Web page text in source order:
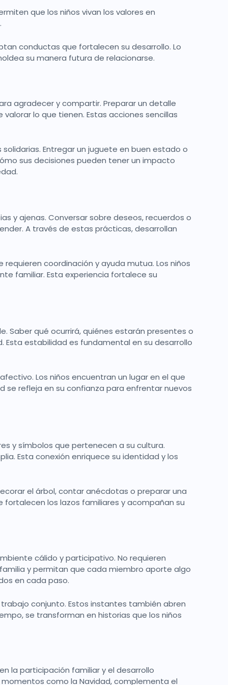
que los niños vivan los valores en
conductas que fortalecen su desarrollo. Lo
su manera futura de relacionarse.
agradecer y compartir. Preparar un detalle
lo que tienen. Estas acciones sencillas
Entregar un juguete en buen estado o
sus decisiones pueden tener un impacto
y ajenas. Conversar sobre deseos, recuerdos o
A través de estas prácticas, desarrollan
coordinación y ayuda mutua. Los niños
familiar. Esta experiencia fortalece su
Saber qué ocurrirá, quiénes estarán presentes o
Esta estabilidad es fundamental en su desarrollo
Los niños encuentran un lugar en el que
se refleja en su confianza para enfrentar nuevos
y símbolos que pertenecen a su cultura.
Esta conexión enriquece su identidad y los
el árbol, contar anécdotas o preparar una
los lazos familiares y acompañan su
cálido y participativo. No requieren
y permitan que cada miembro aporte algo
en cada paso.
conjunto. Estos instantes también abren
se transforman en historias que los niños
la participación familiar y el desarrollo
como la Navidad, complementa el